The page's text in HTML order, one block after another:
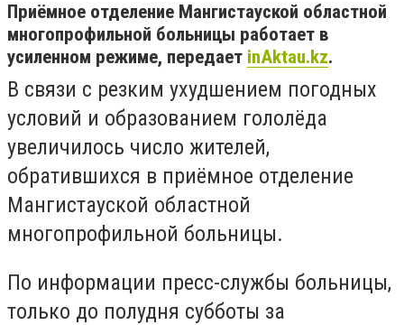
Приёмное отделение Мангистауской областной
многопрофильной больницы работает в
усиленном режиме, передает inAktau.kz.
В связи с резким ухудшением погодных
условий и образованием гололёда
увеличилось число жителей,
обратившихся в приёмное отделение
Мангистауской областной
многопрофильной больницы.
По информации пресс-службы больницы,
только до полудня субботы за